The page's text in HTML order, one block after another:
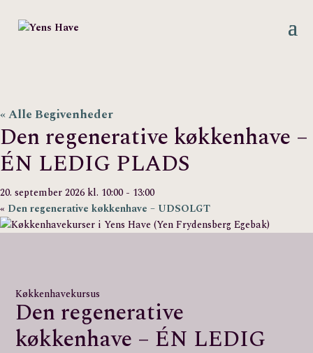
« Alle Begivenheder
Den regenerative køkkenhave –
ÉN LEDIG PLADS
20. september 2026 kl. 10:00 - 13:00
« Den regenerative køkkenhave – UDSOLGT
Køkkenhavekursus
Den regenerative
køkkenhave – ÉN LEDIG